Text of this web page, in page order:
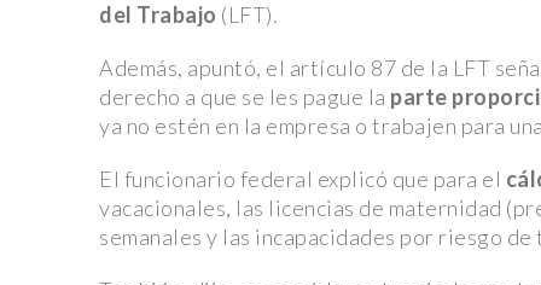
se decide el futuro de la huelga
Resguardo y recuperación en el Zoológico
Fallece Pilo Chistes, el reconocido comediante
Montemorelos
Retiro Masivo de Honda: 750 mil Vehículos con
del Trabajo (LFT).
Además, apuntó, el artículo 87 de la LFT
derecho a que se les pague la parte
ya no estén en la empresa o trabajen para
El funcionario federal explicó que para el
vacacionales, las licencias de maternidad
semanales y las incapacidades por riesgo